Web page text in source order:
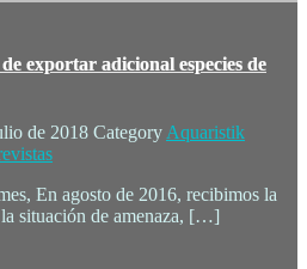
exportar adicional especies de
de 2018 Category Aquaristik
En agosto de 2016, recibimos la
situación de amenaza, […]